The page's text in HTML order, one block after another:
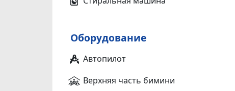
Оборудование
Автопилот
Верхняя часть бимини